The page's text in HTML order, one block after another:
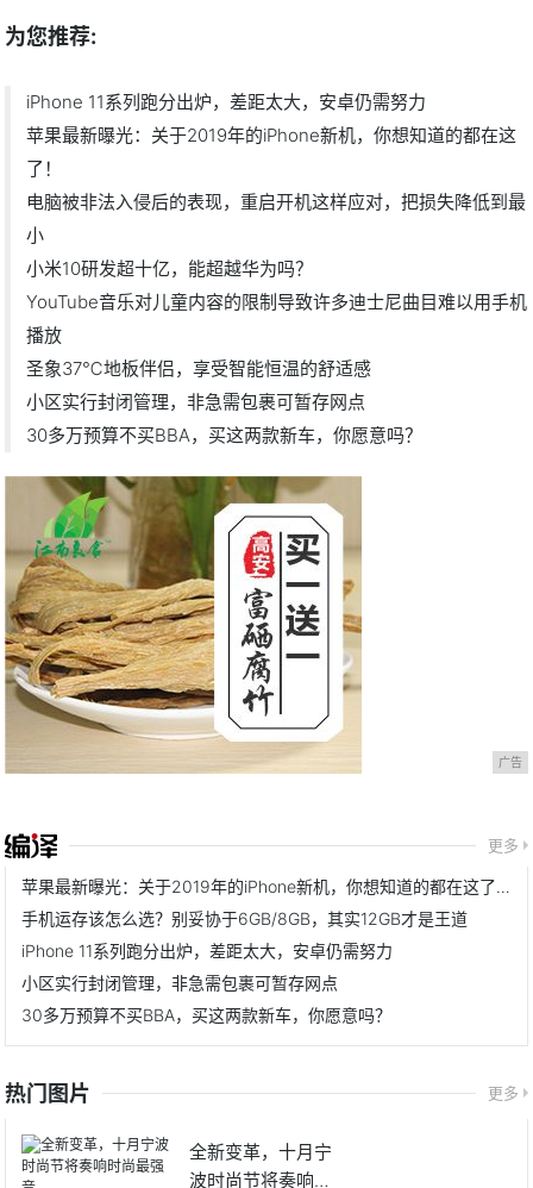
为您推荐:
iPhone 11系列跑分出炉，差距太大，安卓仍需努力
苹果最新曝光：关于2019年的iPhone新机，你想知道的都在这
了！
电脑被非法入侵后的表现，重启开机这样应对，把损失降低到最
小
小米10研发超十亿，能超越华为吗？
YouTube音乐对儿童内容的限制导致许多迪士尼曲目难以用手机
播放
圣象37℃地板伴侣，享受智能恒温的舒适感
小区实行封闭管理，非急需包裹可暂存网点
30多万预算不买BBA，买这两款新车，你愿意吗？
广告
更多
苹果最新曝光：关于2019年的iPhone新机，你想知道的都在这了！
手机运存该怎么选？别妥协于6GB/8GB，其实12GB才是王道
iPhone 11系列跑分出炉，差距太大，安卓仍需努力
小区实行封闭管理，非急需包裹可暂存网点
30多万预算不买BBA，买这两款新车，你愿意吗？
热门图片 更多
全新变革，十月宁
波时尚节将奏响时